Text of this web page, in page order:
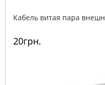
Кабель витая пара
20грн.